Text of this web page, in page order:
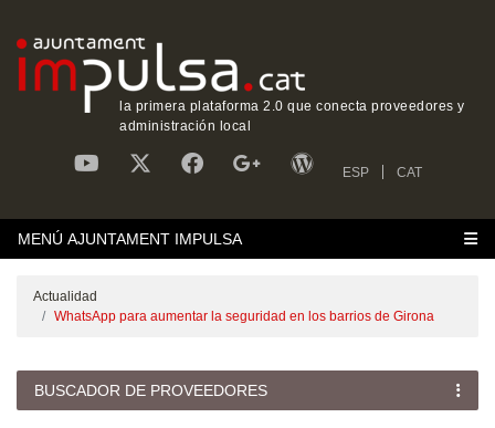
la primera plataforma 2.0 que conecta proveedores y
administración local
ESP CAT
MENÚ AJUNTAMENT IMPULSA
Actualidad
WhatsApp para aumentar la seguridad en los barrios de Girona
BUSCADOR DE PROVEEDORES